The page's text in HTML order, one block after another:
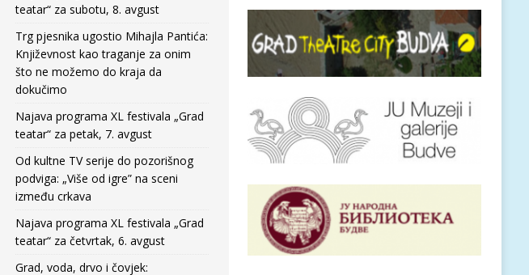
teatar“ za subotu, 8. avgust
Trg pjesnika ugostio Mihajla Pantića:
Književnost kao traganje za onim
što ne možemo do kraja da
dokučimo
Najava programa XL festivala „Grad
teatar“ za petak, 7. avgust
Od kultne TV serije do pozorišnog
podviga: „Više od igre” na sceni
između crkava
Najava programa XL festivala „Grad
teatar“ za četvrtak, 6. avgust
Grad, voda, drvo i čovjek: